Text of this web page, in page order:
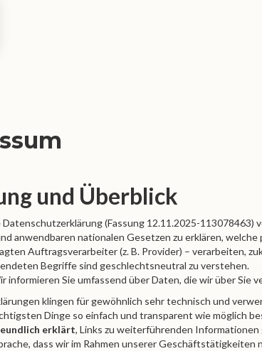
und Überblick
(Fassung 12.11.2025-113078463)
anwendbaren nationalen Gesetzen zu erklären,
Auftragsverarbeiter (z. B. Provider) – verarbeiten,
Begriffe sind geschlechtsneutral zu verstehen.
informieren Sie umfassend über Daten, die wir über Sie
klingen für gewöhnlich sehr technisch und
Dinge so einfach und transparent wie möglich
erklärt, Links zu weiterführenden
dass wir im Rahmen unserer